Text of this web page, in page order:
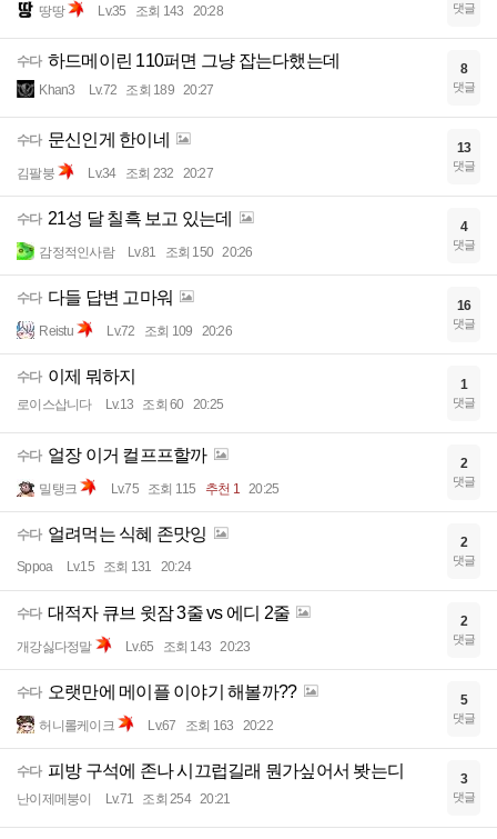
땅땅 Lv.35 조회 143 20:28 댓글
수다 하드메이린 110퍼면 그냥 잡는다했는데
Khan3 Lv.72 조회 189 20:27
8
댓글
수다 문신인게 한이네
김팔붕 Lv.34 조회 232 20:27
13
댓글
수다 21성 달 칠흑 보고 있는데
감정적인사람 Lv.81 조회 150 20:26
4
댓글
수다 다들 답변 고마워
Reistu Lv.72 조회 109 20:26
16
댓글
수다 이제 뭐하지
로이스삽니다 Lv.13 조회 60 20:25
1
댓글
수다 얼장 이거 컬프프할까
밀탱크 Lv.75 조회 115 추천 1 20:25
2
댓글
수다 얼려먹는 식혜 존맛잉
Sppoa Lv.15 조회 131 20:24
2
댓글
수다 대적자 큐브 윗잠 3줄 vs 에디 2줄
개강싫다정말 Lv.65 조회 143 20:23
2
댓글
수다 오랫만에 메이플 이야기 해볼까??
허니롤케이크 Lv.67 조회 163 20:22
5
댓글
수다 피방 구석에 존나 시끄럽길래 뭔가싶어서 봣는디
난이제메붕이 Lv.71 조회 254 20:21
3
댓글